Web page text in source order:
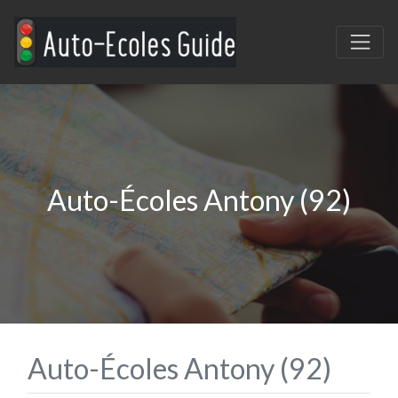
Auto-Écoles Antony (92)
Auto-Écoles Antony (92)